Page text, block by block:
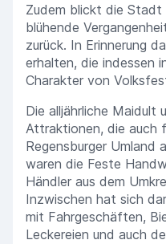
Zudem blickt die Stadt
blühende
zurück. In Erinnerung
erhalten, die indessen
Charakter von
Die alljährliche Maidult
Attraktionen, die auch
Regensburger Umland
waren die Feste
Händler aus dem
Inzwischen hat sich
mit Fahrgeschäften,
Leckereien und auch